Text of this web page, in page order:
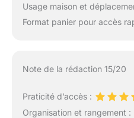
Usage maison et
Format panier pour accès
Note de la rédaction 15/20
Praticité d’accès :
Organisation et rangement :